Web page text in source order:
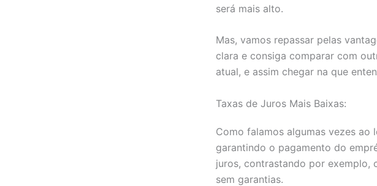
será mais alto.
Mas, vamos repassar pelas
clara e consiga comparar com
atual, e assim chegar na que
Taxas de Juros Mais Baixas:
Como falamos algumas vezes
garantindo o pagamento do
juros, contrastando por exemplo,
sem garantias.